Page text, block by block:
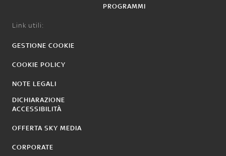
PROGRAMMI
Link utili:
GESTIONE COOKIE
COOKIE POLICY
NOTE LEGALI
DICHIARAZIONE
ACCESSIBILITÀ
OFFERTA SKY MEDIA
CORPORATE